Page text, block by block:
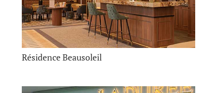
Résidence Beausoleil